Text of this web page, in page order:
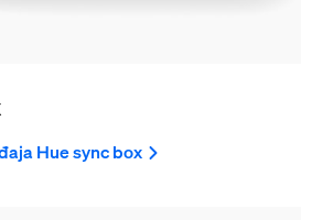
Hue sync box